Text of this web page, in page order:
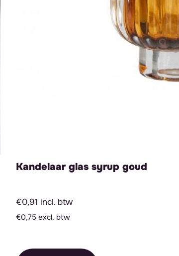
Kandelaar glas syrup goud
€0,91 incl. btw
€0,75 excl. btw